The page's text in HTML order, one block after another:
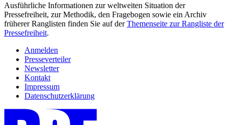
Ausführliche Informationen zur weltweiten Situation der
Pressefreiheit, zur Methodik, den Fragebogen sowie ein Archiv
früherer Ranglisten finden Sie auf derThemenseite zur Rangliste der
Pressefreiheit.
Anmelden
Presseverteiler
Newsletter
Kontakt
Impressum
Datenschutzerklärung